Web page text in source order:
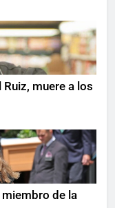
muere a los
de la